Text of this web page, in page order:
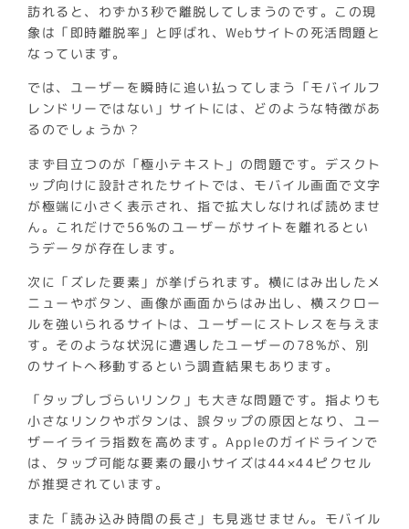
訪れると、わずか3秒で離脱してしまうのです。この現
象は「即時離脱率」と呼ばれ、Webサイトの死活問題と
なっています。
では、ユーザーを瞬時に追い払ってしまう「モバイルフ
レンドリーではない」サイトには、どのような特徴があ
るのでしょうか？
まず目立つのが「極小テキスト」の問題です。デスクト
ップ向けに設計されたサイトでは、モバイル画面で文字
が極端に小さく表示され、指で拡大しなければ読めませ
ん。これだけで56%のユーザーがサイトを離れるとい
うデータが存在します。
次に「ズレた要素」が挙げられます。横にはみ出したメ
ニューやボタン、画像が画面からはみ出し、横スクロー
ルを強いられるサイトは、ユーザーにストレスを与えま
す。そのような状況に遭遇したユーザーの78%が、別
のサイトへ移動するという調査結果もあります。
「タップしづらいリンク」も大きな問題です。指よりも
小さなリンクやボタンは、誤タップの原因となり、ユー
ザーイライラ指数を高めます。Appleのガイドラインで
は、タップ可能な要素の最小サイズは44×44ピクセル
が推奨されています。
また「読み込み時間の長さ」も見逃せません。モバイル